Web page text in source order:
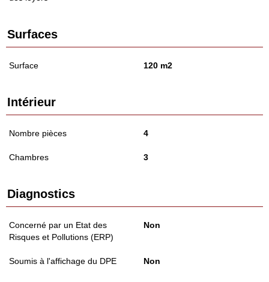
Surfaces
Surface 120 m2
Intérieur
Nombre pièces 4
Chambres 3
Diagnostics
Concerné par un Etat des
Risques et Pollutions (ERP)
Non
Soumis à l'affichage du DPE Non